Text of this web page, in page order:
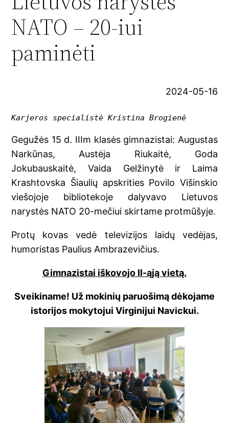
NATO – 20-iui
paminėti
2024-05-16
Karjeros specialistė Kristina Brogienė
Gegužės 15 d. IIIm klasės gimnazistai: Augustas
Narkūnas, Austėja Riukaitė, Goda
Jokubauskaitė, Vaida Gelžinytė ir Laima
Krashtovska Šiaulių apskrities Povilo Višinskio
viešojoje bibliotekoje dalyvavo Lietuvos
narystės NATO 20-mečiui skirtame protmūšyje.
Protų kovas vedė televizijos laidų vedėjas,
humoristas Paulius Ambrazevičius.
Gimnazistai iškovojo II-ąją vietą.
Sveikiname! Už mokinių paruošimą dėkojame
istorijos mokytojui Virginijui Navickui.